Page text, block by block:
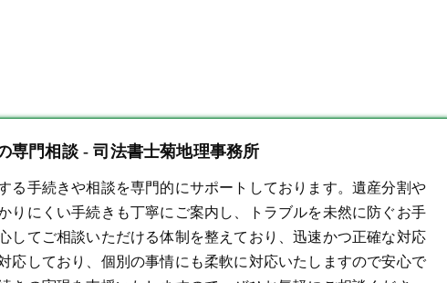
専門相談 - 司法書士菊地理事務所
る手続きや相談を専門的にサポートしております。遺産分割や
りにくい手続きも丁寧にご案内し、トラブルを未然に防ぐお手
してご相談いただける体制を整えており、迅速かつ正確な対応
応しており、個別の事情にも柔軟に対応いたしますので安心で